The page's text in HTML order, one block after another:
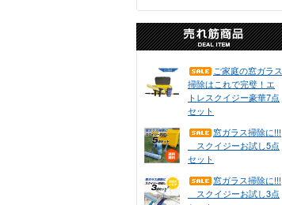
ご家庭の窓ガラス
掃除はこれで完璧！エ
トレスクイジー豪華7点
セット
窓ガラス掃除に!!!
スクイジーお試し5点
セット
窓ガラス掃除に!!!
スクイジーお試し3点